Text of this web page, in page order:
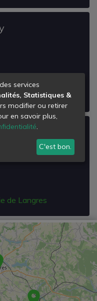
de Prauthoy
de Langres
services
Statistiques &
modifier ou retirer
en savoir plus,
.
C'est bon.